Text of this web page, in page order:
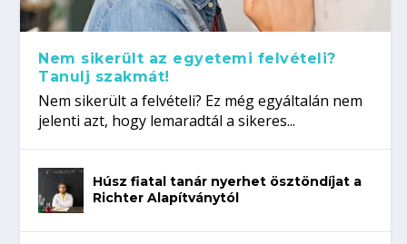
Nem sikerült az egyetemi felvételi?
Tanulj szakmát!
Nem sikerült a felvételi? Ez még egyáltalán nem
jelenti azt, hogy lemaradtál a sikeres...
Húsz fiatal tanár nyerhet ösztöndíjat a
Richter Alapítványtól